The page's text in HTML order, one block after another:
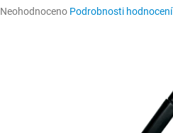
Průměrné
Neohodnoceno Podrobnosti hodnocení